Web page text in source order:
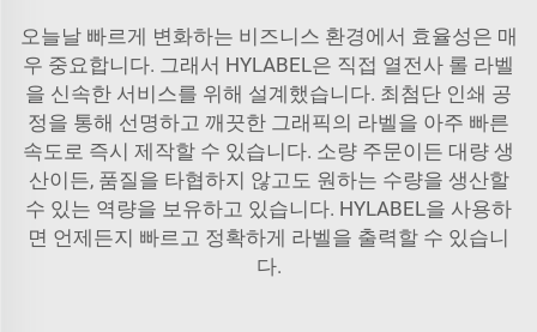
오늘날 빠르게 변화하는 비즈니스 환경에서 효율성은 매
우 중요합니다. 그래서 HYLABEL은 직접 열전사 롤 라벨
을 신속한 서비스를 위해 설계했습니다. 최첨단 인쇄 공
정을 통해 선명하고 깨끗한 그래픽의 라벨을 아주 빠른
속도로 즉시 제작할 수 있습니다. 소량 주문이든 대량 생
산이든, 품질을 타협하지 않고도 원하는 수량을 생산할
수 있는 역량을 보유하고 있습니다. HYLABEL을 사용하
면 언제든지 빠르고 정확하게 라벨을 출력할 수 있습니
다.